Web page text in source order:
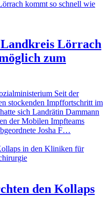
Lörrach
zum
Seit der
stockenden Impffortschritt im
sich Landrätin Dammann
der Mobilen Impfteams
Josha F…
den Kollaps